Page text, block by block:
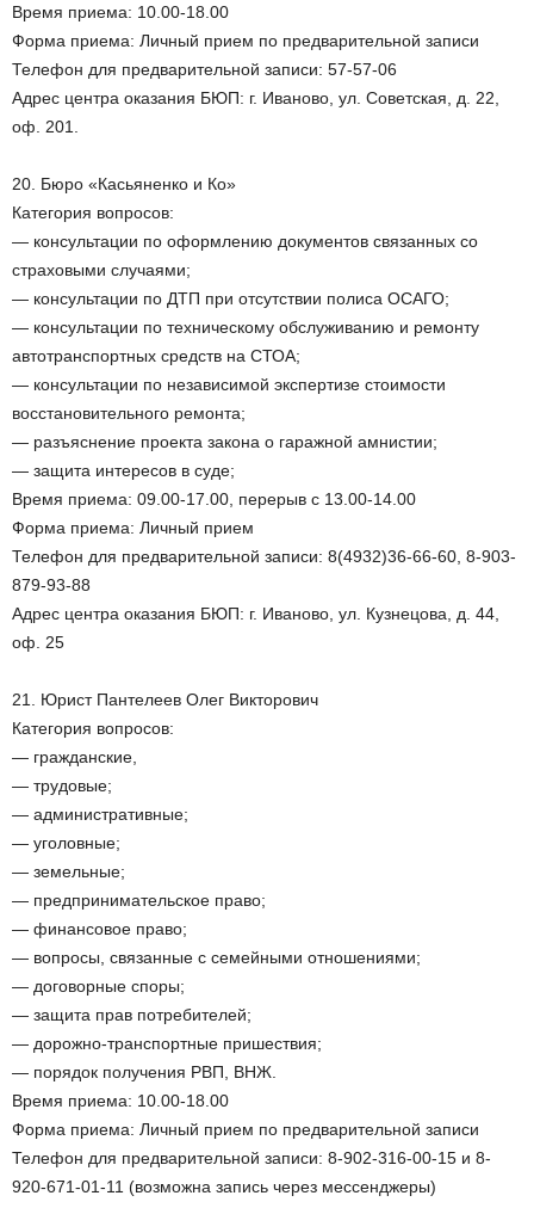
Время приема: 10.00-18.00
Форма приема: Личный прием по предварительной записи
Телефон для предварительной записи: 57-57-06
Адрес центра оказания БЮП: г. Иваново, ул. Советская, д. 22,
оф. 201.
20. Бюро «Касьяненко и Ко»
Категория вопросов:
— консультации по оформлению документов связанных со
страховыми случаями;
— консультации по ДТП при отсутствии полиса ОСАГО;
— консультации по техническому обслуживанию и ремонту
автотранспортных средств на СТОА;
— консультации по независимой экспертизе стоимости
восстановительного ремонта;
— разъяснение проекта закона о гаражной амнистии;
— защита интересов в суде;
Время приема: 09.00-17.00, перерыв с 13.00-14.00
Форма приема: Личный прием
Телефон для предварительной записи: 8(4932)36-66-60, 8-903-
879-93-88
Адрес центра оказания БЮП: г. Иваново, ул. Кузнецова, д. 44,
оф. 25
21. Юрист Пантелеев Олег Викторович
Категория вопросов:
— гражданские,
— трудовые;
— административные;
— уголовные;
— земельные;
— предпринимательское право;
— финансовое право;
— вопросы, связанные с семейными отношениями;
— договорные споры;
— защита прав потребителей;
— дорожно-транспортные пришествия;
— порядок получения РВП, ВНЖ.
Время приема: 10.00-18.00
Форма приема: Личный прием по предварительной записи
Телефон для предварительной записи: 8-902-316-00-15 и 8-
920-671-01-11 (возможна запись через мессенджеры)